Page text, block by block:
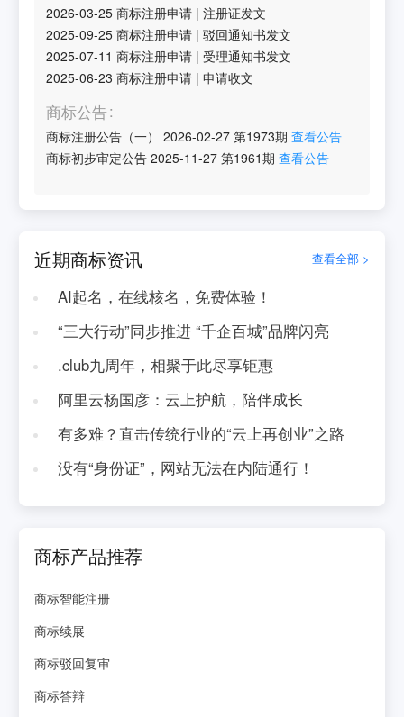
2026-03-25 商标注册申请 |注册证发文
2025-09-25 商标注册申请 |驳回通知书发文
2025-07-11 商标注册申请 |受理通知书发文
2025-06-23 商标注册申请 |申请收文
商标公告
商标注册公告（一） 2026-02-27 第1973期 查看公告
商标初步审定公告 2025-11-27 第1961期 查看公告
近期商标资讯 查看全部 >
AI起名，在线核名，免费体验！
“三大行动”同步推进 “千企百城”品牌闪亮
.club九周年，相聚于此尽享钜惠
阿里云杨国彦：云上护航，陪伴成长
有多难？直击传统行业的“云上再创业”之路
没有“身份证”，网站无法在内陆通行！
商标产品推荐
商标智能注册
商标续展
商标驳回复审
商标答辩